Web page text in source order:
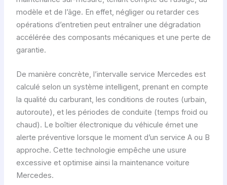
modèle et de l’âge. En effet, négliger ou retarder ces
opérations d’entretien peut entraîner une dégradation
accélérée des composants mécaniques et une perte de
garantie.
De manière concrète, l’intervalle service Mercedes est
calculé selon un système intelligent, prenant en compte
la qualité du carburant, les conditions de routes (urbain,
autoroute), et les périodes de conduite (temps froid ou
chaud). Le boîtier électronique du véhicule émet une
alerte préventive lorsque le moment d’un service A ou B
approche. Cette technologie empêche une usure
excessive et optimise ainsi la maintenance voiture
Mercedes.